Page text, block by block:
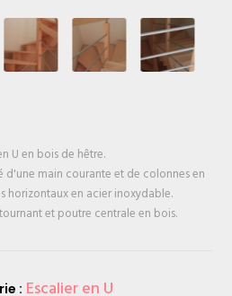
U en bois de hêtre.
main courante et de colonnes en
horizontaux en acier inoxydable.
et poutre centrale en bois.
: Escalier en U